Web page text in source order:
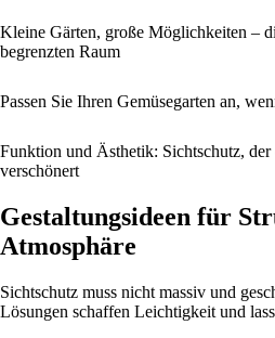
Kleine Gärten, große Möglichkeiten –
begrenzten Raum
Passen Sie Ihren Gemüsegarten an,
Funktion und Ästhetik: Sichtschutz,
verschönert
Gestaltungsideen für
Atmosphäre
Sichtschutz muss nicht massiv und
Lösungen schaffen Leichtigkeit und